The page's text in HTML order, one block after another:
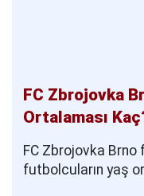
FC Zbrojovka
Ortalaması
FC Zbrojovka
futbolcuların yaş